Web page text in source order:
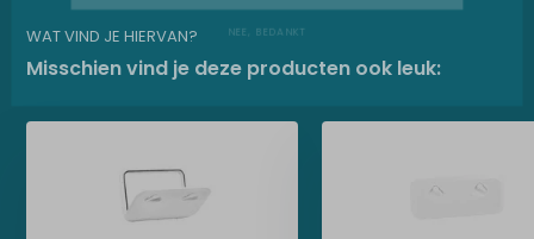
WAT VIND JE HIERVAN?
Misschien vind je deze producten ook leuk:
NEE, BEDANKT